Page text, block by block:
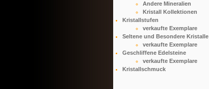
Andere Mineralien
Kristall Kollektionen
Kristallstufen
verkaufte Exemplare
Seltene und Besondere Kristalle
verkaufte Exemplare
Geschliffene Edelsteine
verkaufte Exemplare
Kristallschmuck